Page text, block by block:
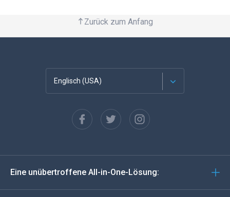
Zurück zum Anfang
Englisch (USA)
Español
Deutsch
Eine unübertroffene All-in-One-Lösung: